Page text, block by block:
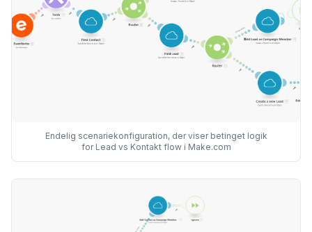
Endelig scenariekonfiguration, der viser betinget logik
for Lead vs Kontakt flow i Make.com